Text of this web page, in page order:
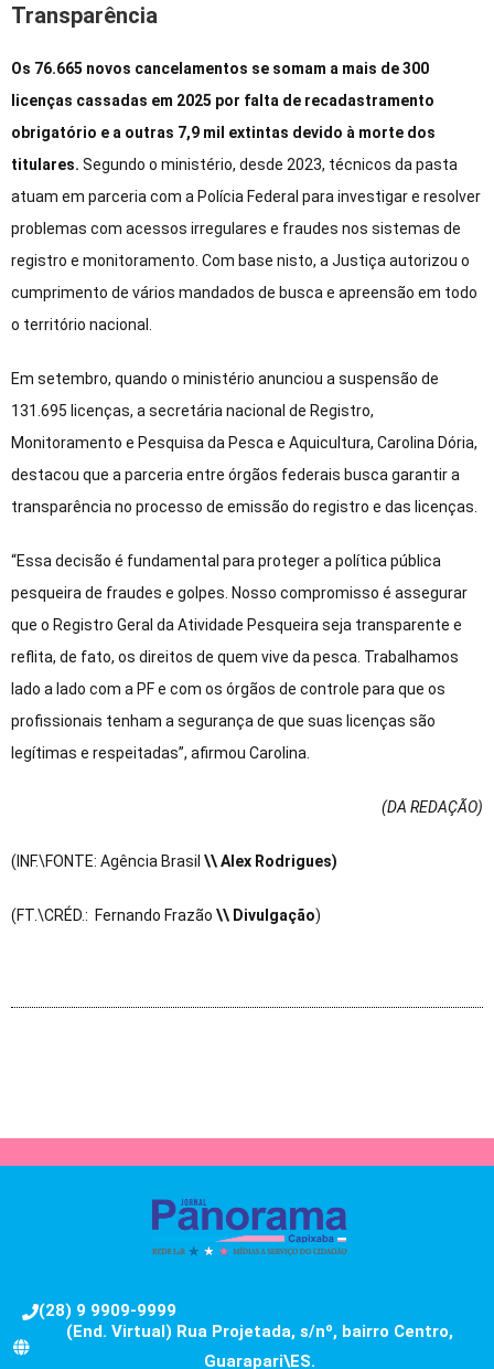
Transparência
Os 76.665 novos cancelamentos se somam a mais de 300
licenças cassadas em 2025 por falta de recadastramento
obrigatório e a outras 7,9 mil extintas devido à morte dos
titulares. Segundo o ministério, desde 2023, técnicos da pasta
atuam em parceria com a Polícia Federal para investigar e resolver
problemas com acessos irregulares e fraudes nos sistemas de
registro e monitoramento. Com base nisto, a Justiça autorizou o
cumprimento de vários mandados de busca e apreensão em todo
o território nacional.
Em setembro, quando o ministério anunciou a suspensão de
131.695 licenças, a secretária nacional de Registro,
Monitoramento e Pesquisa da Pesca e Aquicultura, Carolina Dória,
destacou que a parceria entre órgãos federais busca garantir a
transparência no processo de emissão do registro e das licenças.
“Essa decisão é fundamental para proteger a política pública
pesqueira de fraudes e golpes. Nosso compromisso é assegurar
que o Registro Geral da Atividade Pesqueira seja transparente e
reflita, de fato, os direitos de quem vive da pesca. Trabalhamos
lado a lado com a PF e com os órgãos de controle para que os
profissionais tenham a segurança de que suas licenças são
legítimas e respeitadas”, afirmou Carolina.
(DA REDAÇÃO)
(INF.\FONTE: Agência Brasil \\ Alex Rodrigues)
(FT.\CRÉD.: Fernando Frazão \\ Divulgação)
(28) 9 9909-9999
(End. Virtual) Rua Projetada, s/nº, bairro Centro,
Guarapari\ES.